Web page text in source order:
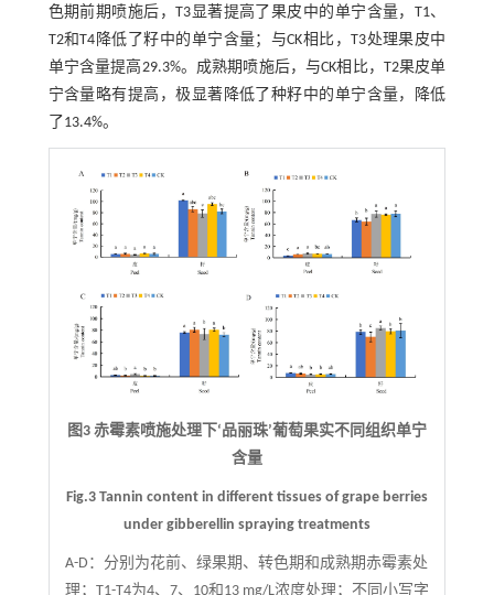
色期前期喷施后，T3显著提高了果皮中的单宁含量，T1、
T2和T4降低了籽中的单宁含量；与CK相比，T3处理果皮中
单宁含量提高29.3%。成熟期喷施后，与CK相比，T2果皮单
宁含量略有提高，极显著降低了种籽中的单宁含量，降低
了13.4%。
图3 赤霉素喷施处理下‘品丽珠’葡萄果实不同组织单宁
含量
Fig.3 Tannin content in different tissues of grape berries
under gibberellin spraying treatments
A-D：分别为花前、绿果期、转色期和成熟期赤霉素处
理；T1-T4为4、7、10和13 mg/L浓度处理；不同小写字